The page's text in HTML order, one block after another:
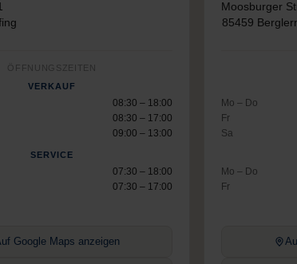
ÖFFNUNGSZEITEN
VERKAUF
08:30 – 18:00
08:30 – 17:00
09:00 – 13:00
SERVICE
07:30 – 18:00
07:30 – 17:00
Google Maps anzeigen
Moosburger
85459
Mo – Do
Fr
Sa
Mo – Do
Fr